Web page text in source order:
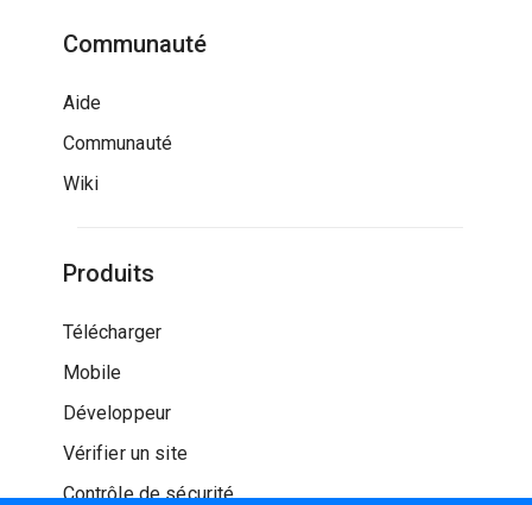
Communauté
Aide
Communauté
Wiki
Produits
Télécharger
Mobile
Développeur
Vérifier un site
Contrôle de sécurité